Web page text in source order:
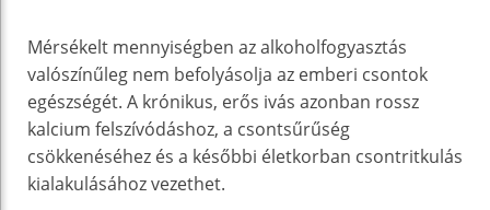
Mérsékelt mennyiségben az alkoholfogyasztás
valószínűleg nem befolyásolja az emberi csontok
egészségét. A krónikus, erős ivás azonban rossz
kalcium felszívódáshoz, a csontsűrűség
csökkenéséhez és a későbbi életkorban csontritkulás
kialakulásához vezethet.